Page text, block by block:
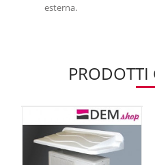
esterna.
PRODOTTI